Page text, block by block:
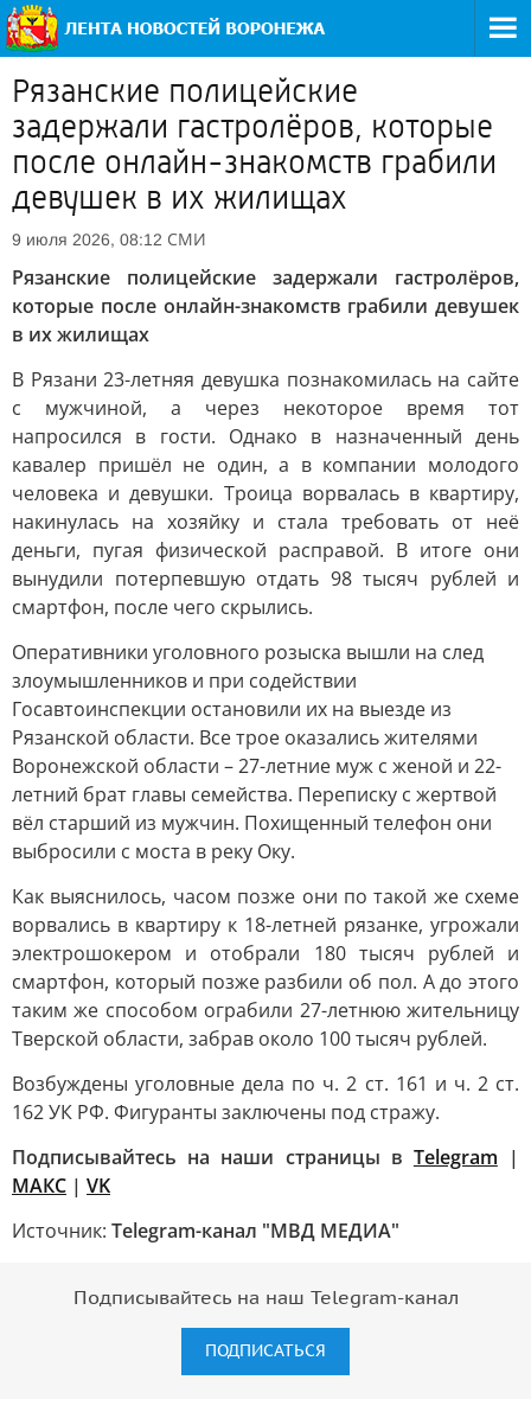
Рязанские полицейские
задержали гастролёров, которые
после онлайн-знакомств грабили
девушек в их жилищах
9 июля 2026, 08:12 СМИ
Рязанские полицейские задержали гастролёров,
которые после онлайн-знакомств грабили девушек
в их жилищах
В Рязани 23-летняя девушка познакомилась на сайте
с мужчиной, а через некоторое время тот
напросился в гости. Однако в назначенный день
кавалер пришёл не один, а в компании молодого
человека и девушки. Троица ворвалась в квартиру,
накинулась на хозяйку и стала требовать от неё
деньги, пугая физической расправой. В итоге они
вынудили потерпевшую отдать 98 тысяч рублей и
смартфон, после чего скрылись.
Оперативники уголовного розыска вышли на след
злоумышленников и при содействии
Госавтоинспекции остановили их на выезде из
Рязанской области. Все трое оказались жителями
Воронежской области – 27-летние муж с женой и 22-
летний брат главы семейства. Переписку с жертвой
вёл старший из мужчин. Похищенный телефон они
выбросили с моста в реку Оку.
Как выяснилось, часом позже они по такой же схеме
ворвались в квартиру к 18-летней рязанке, угрожали
электрошокером и отобрали 180 тысяч рублей и
смартфон, который позже разбили об пол. А до этого
таким же способом ограбили 27-летнюю жительницу
Тверской области, забрав около 100 тысяч рублей.
Возбуждены уголовные дела по ч. 2 ст. 161 и ч. 2 ст.
162 УК РФ. Фигуранты заключены под стражу.
Подписывайтесь на наши страницы в Telegram |
MAКС | VK
Источник: Telegram-канал "МВД МЕДИА"
Подписывайтесь на наш Telegram-канал
ПОДПИСАТЬСЯ